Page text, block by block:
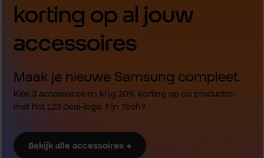
korting op al jouw
accessoires
Maak je nieuwe Samsung compleet.
Kies 3 accessoires en krijg 20% korting op de producten
met het 123 Deal-logo. Fijn Toch?
Bekijk alle accessoires →